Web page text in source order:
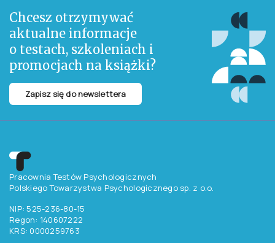
Chcesz otrzymywać
aktualne informacje
o testach, szkoleniach i
promocjach na książki?
Zapisz się do newslettera
Pracownia Testów Psychologicznych
Polskiego Towarzystwa Psychologicznego sp. z o.o.
NIP: 525-236-80-15
Regon: 140607222
KRS: 0000259763